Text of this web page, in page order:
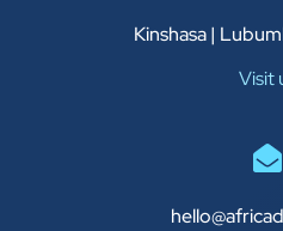
Kinshasa |
Visit